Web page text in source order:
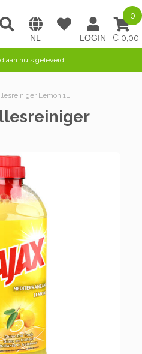
0,00
0
aan huis geleverd
Lemon 1L